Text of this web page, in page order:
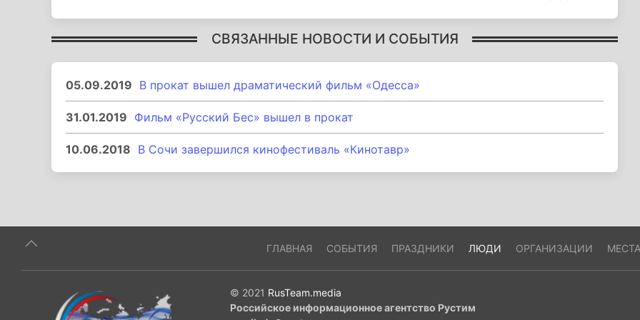
СВЯЗАННЫЕ НОВОСТИ И СОБЫТИЯ
05.09.2019 В прокат вышел драматический фильм «Одесса»
31.01.2019 Фильм «Русский Бес» вышел в прокат
10.06.2018 В Сочи завершился кинофестиваль «Кинотавр»
ГЛАВНАЯ СОБЫТИЯ ПРАЗДНИКИ ЛЮДИ ОРГАНИЗАЦИИ МЕСТА
© 2021 RusTeam.media
Российское информационное агентство Рустим